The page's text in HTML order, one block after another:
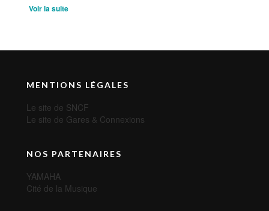
Voir la suite
MENTIONS LÉGALES
Le site de SNCF
Le site de Gares & Connexions
NOS PARTENAIRES
YAMAHA
Cité de la Musique